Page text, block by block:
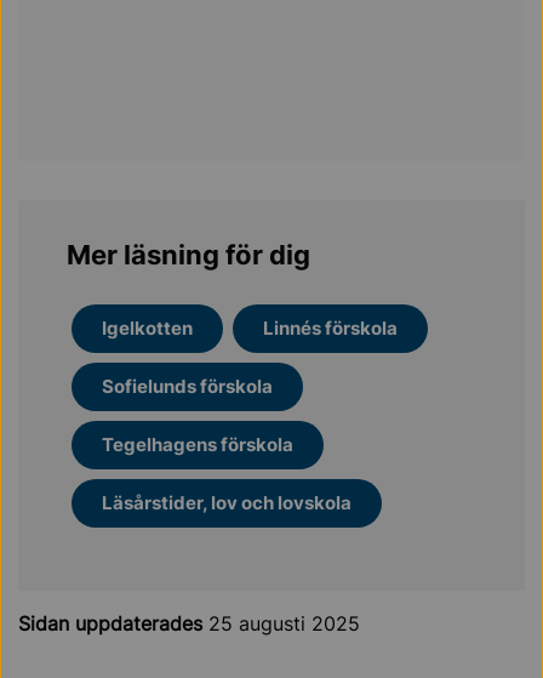
Mer läsning för dig
Igelkotten Linnés förskola
Sofielunds förskola
Tegelhagens förskola
Läsårstider, lov och lovskola
Sidan uppdaterades 25 augusti 2025